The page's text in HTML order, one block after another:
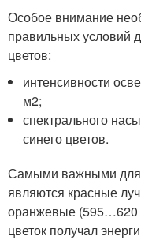
Особое внимание
правильных условий
цветов:
интенсивности
м2;
спектрального
синего цветов.
Самыми важными для
являются красные
оранжевые (595…620
цветок получал